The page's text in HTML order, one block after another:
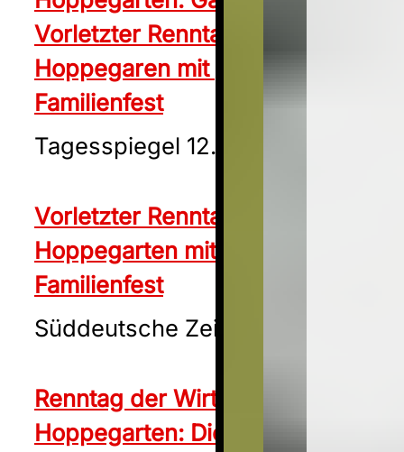
Vorletzter Renntag in
Hoppegaren mit großem
Familienfest
Tagesspiegel 12.09.2024
Vorletzter Renntag in
Hoppegarten mit großem
Familienfest
Süddeutsche Zeitung 12.09.2024
Renntag der Wirtschaft in
Hoppegarten: Die Pferdesport-